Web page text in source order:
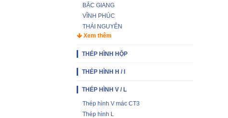
BẮC GIANG
VĨNH PHÚC
THÁI NGUYÊN
Xem thêm
THÉP HÌNH HỘP
THÉP HÌNH H / I
THÉP HÌNH V / L
Thép hình V mác CT3
Thép hình L